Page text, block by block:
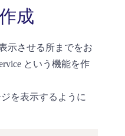
成
示させる所までをお
という機能を作
を表示するように